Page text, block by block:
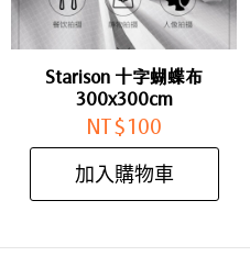
Starison 十字蝴蝶布
300x300cm
NT$ 100
加入購物車